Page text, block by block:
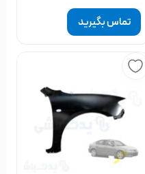
تماس بگیرید